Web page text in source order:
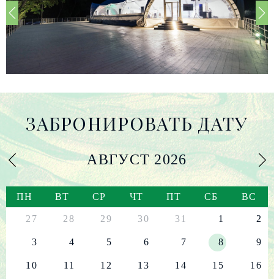
ЗАБРОНИРОВАТЬ ДАТУ
АВГУСТ 2026
ПН ВТ СР ЧТ ПТ СБ ВС
27 28 29 30 31 1 2
3 4 5 6 7 8 9
10 11 12 13 14 15 16